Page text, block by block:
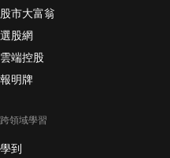
股市大富翁
選股網
雲端控股
報明牌
跨領域學習
學到